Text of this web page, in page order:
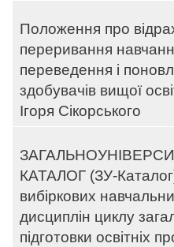
Положення про
переривання
переведення і
здобувачів вищої
Ігоря Сікорського
КАТАЛОГ (ЗУ-
вибіркових
дисциплін циклу
підготовки освітніх